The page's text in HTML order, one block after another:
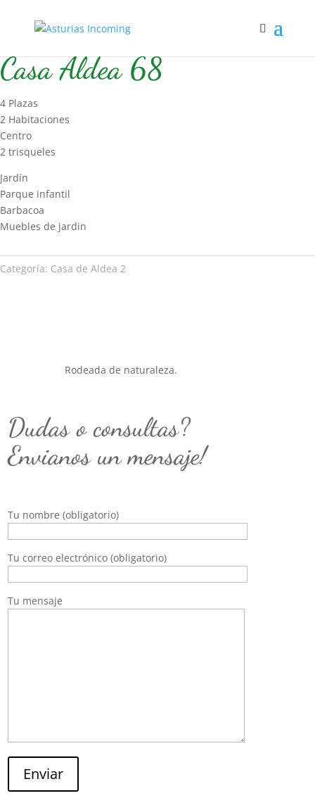
Casa Aldea 68
4 Plazas
2 Habitaciones
Centro
2 trisqueles
Jardín
Parque infantil
Barbacoa
Muebles de jardin
Categoría: Casa de Aldea 2
Rodeada de naturaleza.
Dudas o consultas?
Envianos un mensaje!
Tu nombre (obligatorio)
Tu correo electrónico (obligatorio)
Tu mensaje
Enviar